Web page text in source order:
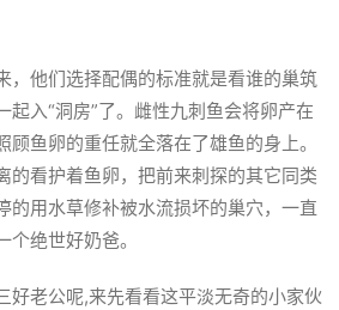
，他们选择配偶的标准就是看谁的巢筑
起入“洞房”了。雌性九刺鱼会将卵产在
顾鱼卵的重任就全落在了雄鱼的身上。
的看护着鱼卵，把前来刺探的其它同类
的用水草修补被水流损坏的巢穴，一直
绝世好奶爸。
好老公呢,来先看看这平淡无奇的小家伙